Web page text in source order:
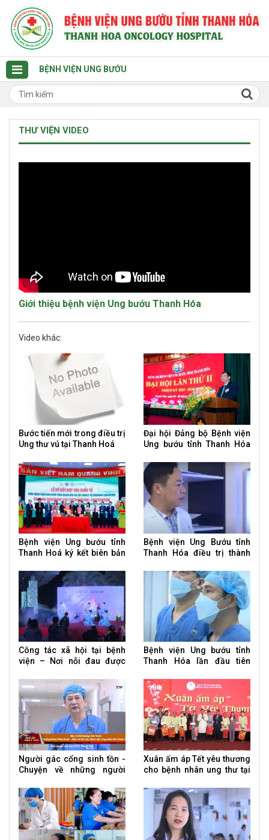
BỆNH VIỆN UNG BƯỚU
THƯ VIỆN VIDEO
Giới thiệu bệnh viện Ung bướu Thanh Hóa
Video khác:
Bước tiến mới trong điều trị
Ung thư vú tại Thanh Hoá
Đại hội Đảng bộ Bệnh viện
Ung bướu tỉnh Thanh Hóa
Bệnh viện Ung bướu tỉnh
Thanh Hoá ký kết biên bản
hội thảo khoa học
Bệnh viện Ung Bướu tỉnh
Thanh Hóa điều trị thành
Công tác xã hội tại bệnh
viện – Nơi nỗi đau được
Bệnh viện Ung bướu tỉnh
Thanh Hóa lần đầu tiên
Người gác cổng sinh tồn -
Chuyện về những người
Xuân ấm áp Tết yêu thương
cho bệnh nhân ung thư tại
Hoá